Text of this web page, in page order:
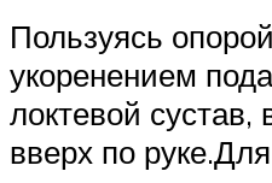
Пользуясь
укоренением
локтевой сустав,
вверх по